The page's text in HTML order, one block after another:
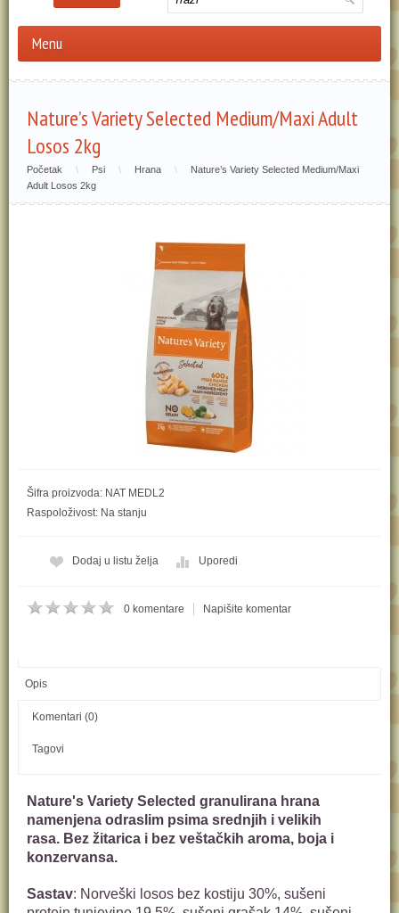
Menu
Nature’s Variety Selected Medium/Maxi Adult
Losos 2kg
Početak \ Psi \ Hrana \
Nature’s Variety Selected Medium/Maxi
Adult Losos 2kg
Šifra proizvoda: NAT MEDL2
Raspoloživost: Na stanju
Dodaj u listu želja Uporedi
0 komentare Napišite komentar
Opis
Komentari (0)
Tagovi
Nature's Variety Selected granulirana hrana
namenjena odraslim psima srednjih i velikih
rasa. Bez žitarica i bez veštačkih aroma, boja i
konzervansa.
Sastav: Norveški losos bez kostiju 30%, sušeni